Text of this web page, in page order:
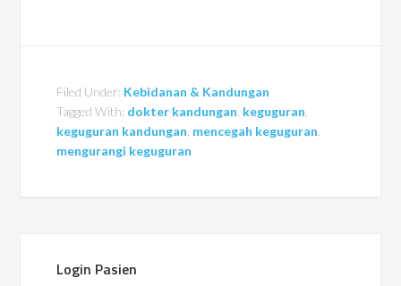
Filed Under: Kebidanan & Kandungan
Tagged With: dokter kandungan keguguran
keguguran kandungan mencegah keguguran
mengurangi keguguran
Login Pasien